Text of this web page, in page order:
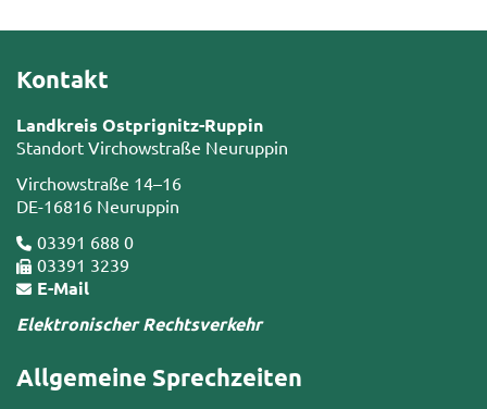
Kontakt
Landkreis Ostprignitz-Ruppin
Standort Virchowstraße Neuruppin
Virchowstraße 14–16
DE-16816 Neuruppin
03391 688 0
03391 3239
E-Mail
Elektronischer Rechtsverkehr
Allgemeine Sprechzeiten